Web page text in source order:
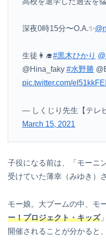
深夜0時15分〜O.A.✨
生徒👩‍🎓#黒木ひかり
@Hina_faky #水野勝
pic.twitter.com/
— しくじり先生【テレ
March 15, 2021
子役になる前は、「モーニ
受けていた薄幸（みゆき）さ
モー娘。大ブームの中、モ
ー！プロジェクト・キッズ
開催されることが分かると、